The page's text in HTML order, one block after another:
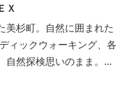
Ｘ
美杉町。自然に囲まれた
ィックウォーキング、各
然探検思いのまま。思
。お料理は和洋バイキ
餅つき、夏は流しそう